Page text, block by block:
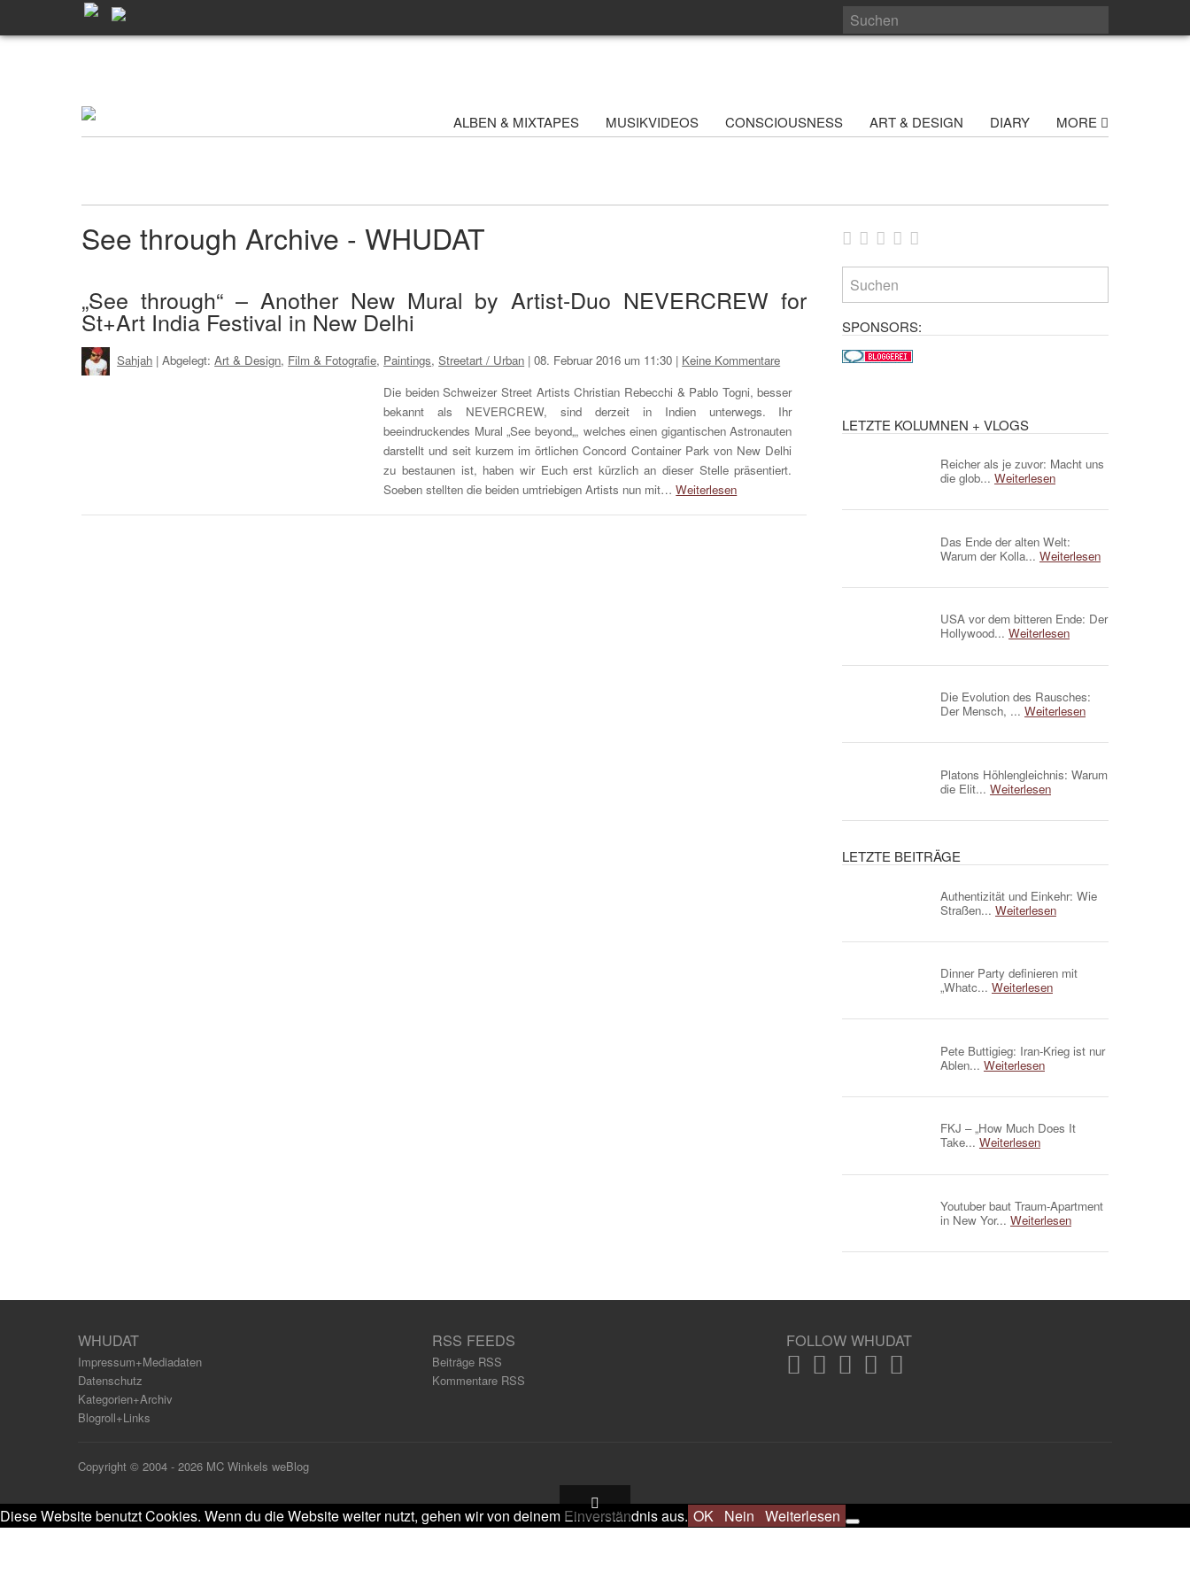
ALBEN & MIXTAPES MUSIKVIDEOS CONSCIOUSNESS ART & DESIGN DIARY MORE
See through Archive - WHUDAT
„See through“ – Another New Mural by Artist-Duo NEVERCREW for
St+Art India Festival in New Delhi
Sahjah | Abgelegt:Art & Design, Film & Fotografie, Paintings,Streetart / Urban |08. Februar 2016 um 11:30 | Keine Kommentare
Die beiden Schweizer Street Artists Christian Rebecchi & Pablo Togni, besser
bekannt als NEVERCREW, sind derzeit in Indien unterwegs. Ihr
beeindruckendes Mural „See beyond„, welches einen gigantischen Astronauten
darstellt und seit kurzem im örtlichen Concord Container Park von New Delhi
zu bestaunen ist, haben wir Euch erst kürzlich an dieser Stelle präsentiert.
Soeben stellten die beiden umtriebigen Artists nun mit…Weiterlesen
SPONSORS:
LETZTE KOLUMNEN + VLOGS
Reicher als je zuvor: Macht uns
die glob... Weiterlesen
Das Ende der alten Welt:
Warum der Kolla... Weiterlesen
USA vor dem bitteren Ende: Der
Hollywood... Weiterlesen
Die Evolution des Rausches:
Der Mensch, ... Weiterlesen
Platons Höhlengleichnis: Warum
die Elit... Weiterlesen
LETZTE BEITRÄGE
Authentizität und Einkehr: Wie
Straßen... Weiterlesen
Dinner Party definieren mit
„Whatc... Weiterlesen
Pete Buttigieg: Iran-Krieg ist nur
Ablen... Weiterlesen
FKJ – „How Much Does It
Take... Weiterlesen
Youtuber baut Traum-Apartment
in New Yor... Weiterlesen
WHUDAT
Impressum+Mediadaten
Datenschutz
Kategorien+Archiv
Blogroll+Links
RSS FEEDS
Beiträge RSS
Kommentare RSS
FOLLOW WHUDAT
Copyright © 2004 - 2026 MC Winkels weBlog
Diese Website benutzt Cookies. Wenn du die Website weiter nutzt, gehen wir von deinem Einverständnis aus. OK Nein Weiterlesen